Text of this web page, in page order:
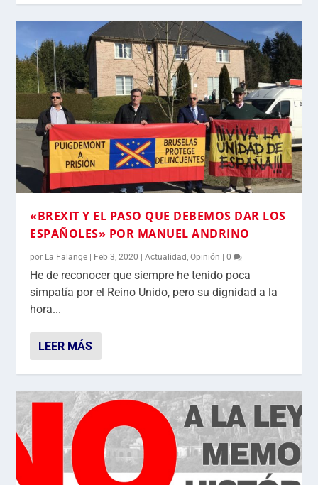
«BREXIT Y EL PASO QUE DEBEMOS DAR LOS
ESPAÑOLES» POR MANUEL ANDRINO
por La Falange | Feb 3, 2020 |Actualidad ,Opinión |0
He de reconocer que siempre he tenido poca
simpatía por el Reino Unido, pero su dignidad a la
hora...
LEER MÁS